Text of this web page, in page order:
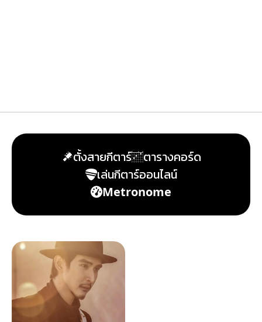
ตั้งสายกีตาร์
ตารางคอร์ด
เล่นกีตาร์ออนไลน์
Metronome